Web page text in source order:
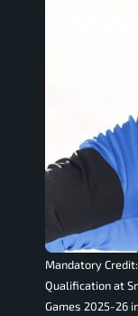
Mandatory
Qualification at
Games 2025-26